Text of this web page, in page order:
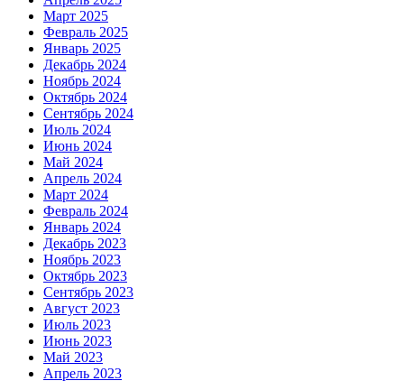
Март 2025
Февраль 2025
Январь 2025
Декабрь 2024
Ноябрь 2024
Октябрь 2024
Сентябрь 2024
Июль 2024
Июнь 2024
Май 2024
Апрель 2024
Март 2024
Февраль 2024
Январь 2024
Декабрь 2023
Ноябрь 2023
Октябрь 2023
Сентябрь 2023
Август 2023
Июль 2023
Июнь 2023
Май 2023
Апрель 2023